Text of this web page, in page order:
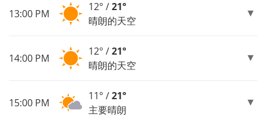
13:00 PM
12° /21°
晴朗的天空
14:00 PM
12° /21°
晴朗的天空
15:00 PM
11° /21°
主要晴朗